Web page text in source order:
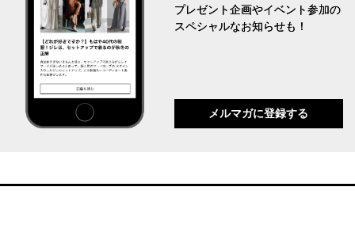
プレゼント企画やイベント参加の
スペシャルなお知らせも！
メルマガに登録する